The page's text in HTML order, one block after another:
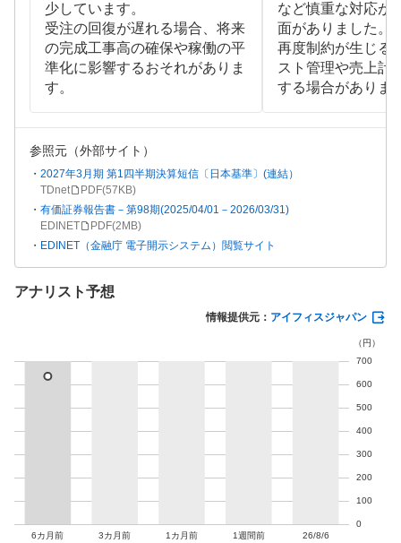
少しています。
受注の回復が遅れる場合、将来
の完成工事高の確保や稼働の平
準化に影響するおそれがありま
す。
など慎重な対応が
面がありました。
再度制約が生じる
スト管理や売上計
する場合がありま
参照元（外部サイト）
2027年3月期 第1四半期決算短信〔日本基準〕(連結）
TDnet
PDF(57KB)
有価証券報告書－第98期(2025/04/01－2026/03/31)
EDINET
PDF(2MB)
EDINET（金融庁 電子開示システム）閲覧サイト
アナリスト予想
情報提供元： アイフィスジャパン